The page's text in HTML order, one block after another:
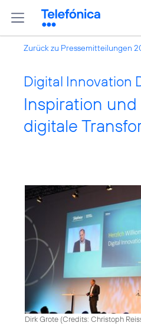
Zurück zu Pressemitteilungen
Digital Innovation
Inspiration
digitale
Dirk Grote (Credits: Christoph